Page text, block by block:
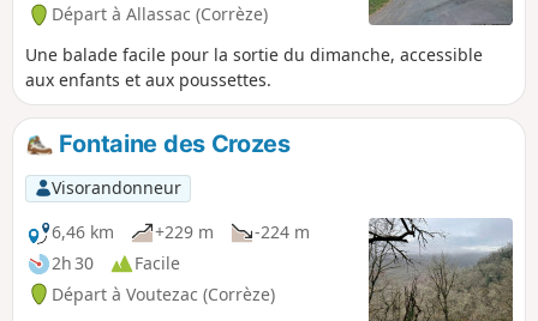
Départ à Allassac (Corrèze)
Une balade facile pour la sortie du dimanche, accessible
aux enfants et aux poussettes.
Fontaine des Crozes
Visorandonneur
6,46 km
+229 m
-224 m
2h 30
Facile
Départ à Voutezac (Corrèze)